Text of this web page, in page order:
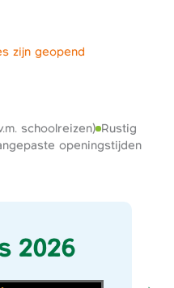
zijn geopend
openingstijden
schoolreizen) Rustig
2026